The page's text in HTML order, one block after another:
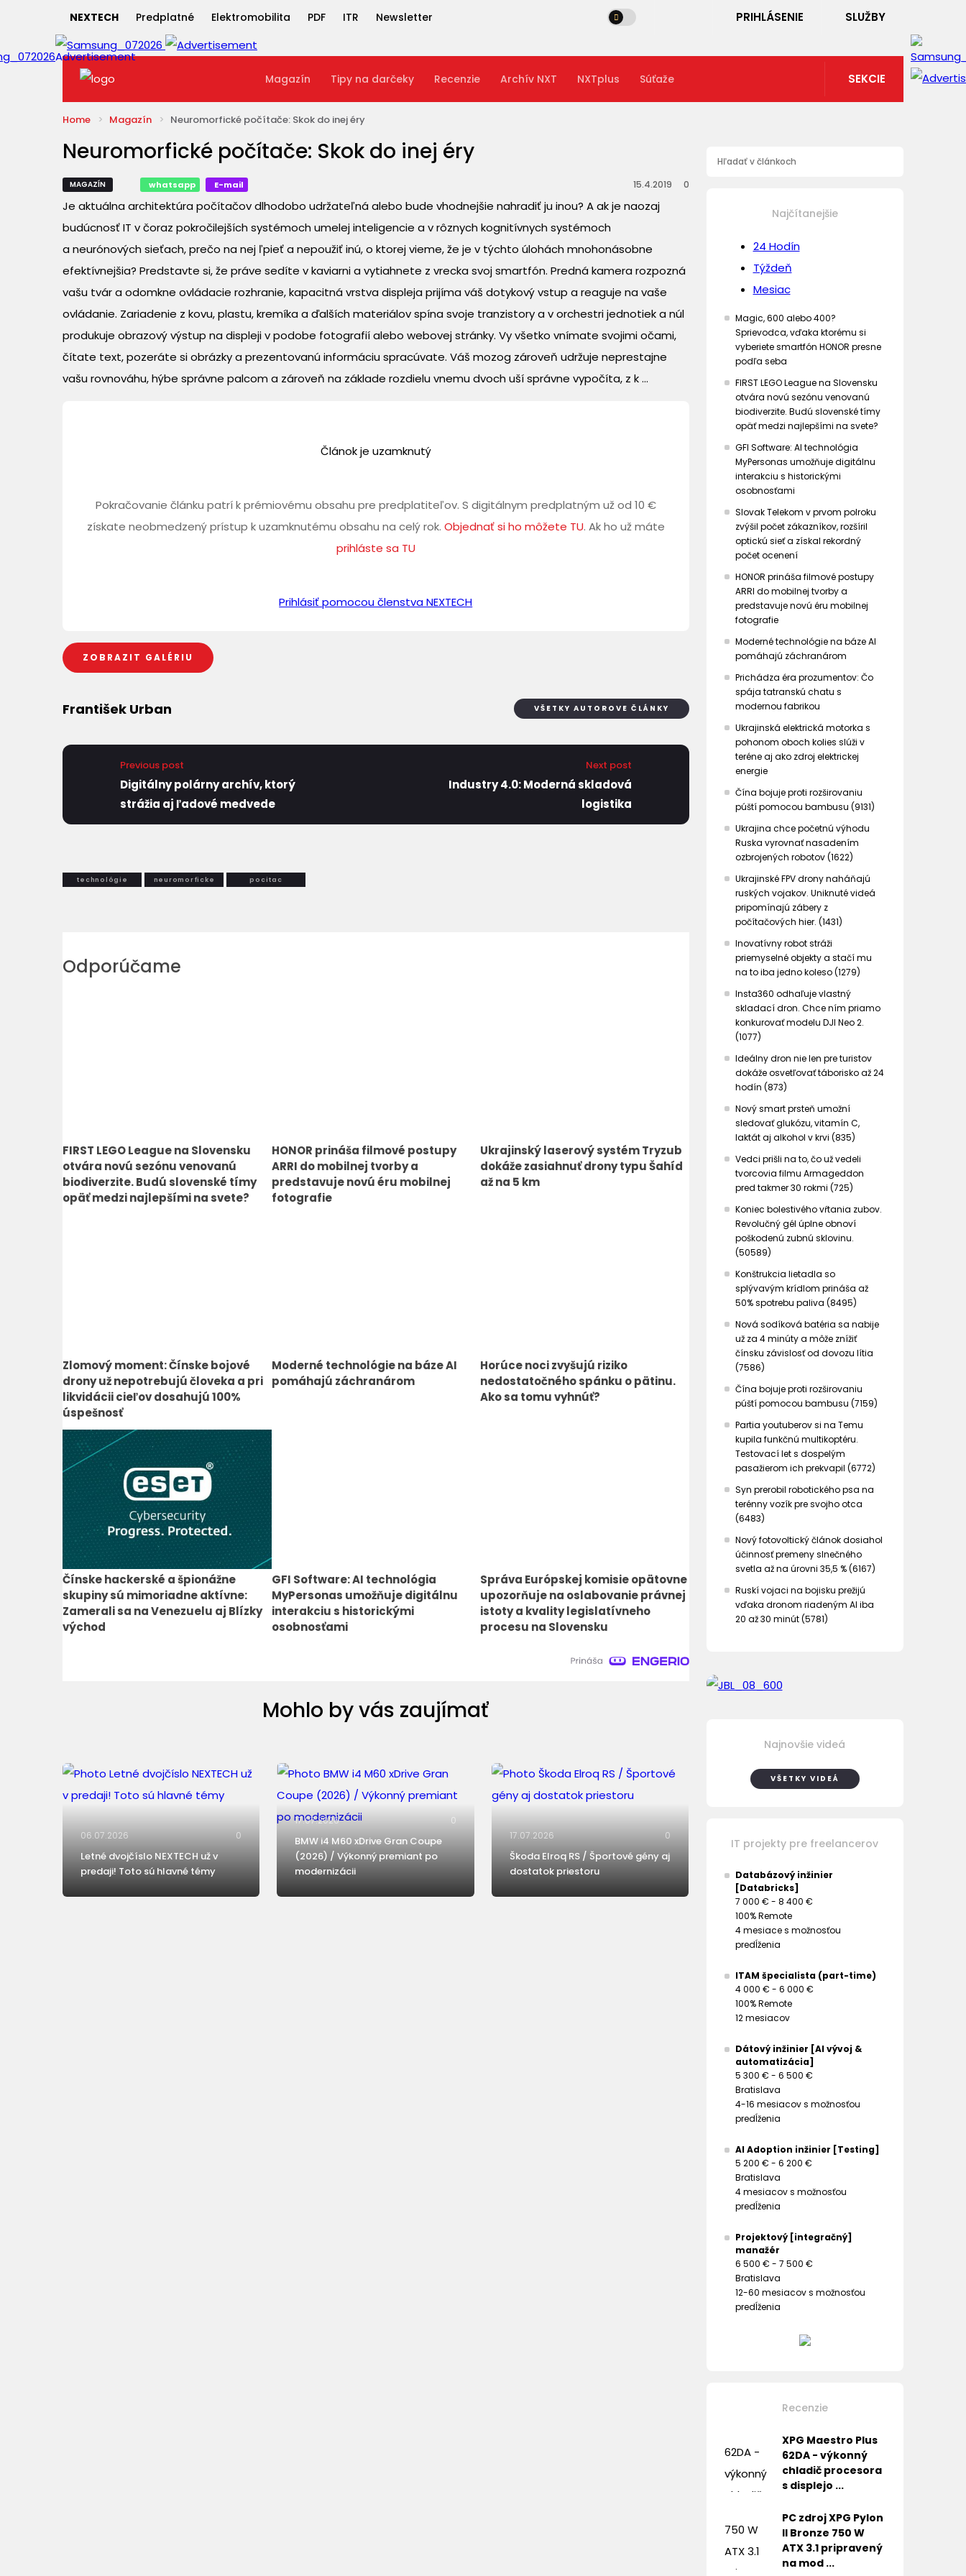
NEXTECH Predplatné Elektromobilita PDF ITR Newsletter PRIHLÁSENIE SLUŽBY
Magazín Tipy na darčeky Recenzie Archív NXT NXTplus Súťaže SEKCIE
Home Magazín Neuromorfické počítače: Skok do inej éry
Neuromorfické počítače: Skok do inej éry
MAGAZÍN whatsapp E-mail 15.4.2019 0
Je aktuálna architektúra počítačov dlhodobo udržateľná alebo bude vhodnejšie nahradiť ju inou? A ak je naozaj
budúcnosť IT v čoraz pokročilejších systémoch umelej inteligencie a v rôznych kognitívnych systémoch
a neurónových sieťach, prečo na nej ľpieť a nepoužiť inú, o ktorej vieme, že je v týchto úlohách mnohonásobne
efektívnejšia? Predstavte si, že práve sedíte v kaviarni a vytiahnete z vrecka svoj smartfón. Predná kamera rozpozná
vašu tvár a odomkne ovládacie rozhranie, kapacitná vrstva displeja prijíma váš dotykový vstup a reaguje na vaše
ovládanie. Zariadenie z kovu, plastu, kremíka a ďalších materiálov spína svoje tranzistory a v orchestri jednotiek a núl
produkuje obrazový výstup na displeji v podobe fotografií alebo webovej stránky. Vy všetko vnímate svojimi očami,
čítate text, pozeráte si obrázky a prezentovanú informáciu spracúvate. Váš mozog zároveň udržuje neprestajne
vašu rovnováhu, hýbe správne palcom a zároveň na základe rozdielu vnemu dvoch uší správne vypočíta, z k ...
Článok je uzamknutý
Pokračovanie článku patrí k prémiovému obsahu pre predplatiteľov. S digitálnym predplatným už od 10 €
získate neobmedzený prístup k uzamknutému obsahu na celý rok. Objednať si ho môžete TU. Ak ho už máte
prihláste sa TU
Prihlásiť pomocou členstva NEXTECH
ZOBRAZIT GALÉRIU
František Urban VŠETKY AUTOROVE ČLÁNKY
Previous post
Digitálny polárny archív, ktorý
strážia aj ľadové medvede
Next post
Industry 4.0: Moderná skladová
logistika
technológie neuromorficke pocitac
Odporúčame
FIRST LEGO League na Slovensku
otvára novú sezónu venovanú
biodiverzite. Budú slovenské tímy
opäť medzi najlepšími na svete?
HONOR prináša filmové postupy
ARRI do mobilnej tvorby a
predstavuje novú éru mobilnej
fotografie
Ukrajinský laserový systém Tryzub
dokáže zasiahnuť drony typu Šahíd
až na 5 km
Zlomový moment: Čínske bojové
drony už nepotrebujú človeka a pri
likvidácii cieľov dosahujú 100%
úspešnosť
Moderné technológie na báze AI
pomáhajú záchranárom
Horúce noci zvyšujú riziko
nedostatočného spánku o pätinu.
Ako sa tomu vyhnúť?
Čínske hackerské a špionážne
skupiny sú mimoriadne aktívne:
Zamerali sa na Venezuelu aj Blízky
východ
GFI Software: AI technológia
MyPersonas umožňuje digitálnu
interakciu s historickými
osobnosťami
Správa Európskej komisie opätovne
upozorňuje na oslabovanie právnej
istoty a kvality legislatívneho
procesu na Slovensku
Mohlo by vás zaujímať
06.07.2026 0
Letné dvojčíslo NEXTECH už v
predaji! Toto sú hlavné témy
17.07.2026 0
BMW i4 M60 xDrive Gran Coupe
(2026) / Výkonný premiant po
modernizácii
17.07.2026 0
Škoda Elroq RS / Športové gény aj
dostatok priestoru
Najčítanejšie
24 Hodín
Týždeň
Mesiac
Magic, 600 alebo 400?
Sprievodca, vďaka ktorému si
vyberiete smartfón HONOR presne
podľa seba
FIRST LEGO League na Slovensku
otvára novú sezónu venovanú
biodiverzite. Budú slovenské tímy
opäť medzi najlepšími na svete?
GFI Software: AI technológia
MyPersonas umožňuje digitálnu
interakciu s historickými
osobnosťami
Slovak Telekom v prvom polroku
zvýšil počet zákazníkov, rozšíril
optickú sieť a získal rekordný
počet ocenení
HONOR prináša filmové postupy
ARRI do mobilnej tvorby a
predstavuje novú éru mobilnej
fotografie
Moderné technológie na báze AI
pomáhajú záchranárom
Prichádza éra prozumentov: Čo
spája tatranskú chatu s
modernou fabrikou
Ukrajinská elektrická motorka s
pohonom oboch kolies slúži v
teréne aj ako zdroj elektrickej
energie
Čína bojuje proti rozširovaniu
púští pomocou bambusu (9131)
Ukrajina chce početnú výhodu
Ruska vyrovnať nasadením
ozbrojených robotov (1622)
Ukrajinské FPV drony naháňajú
ruských vojakov. Uniknuté videá
pripomínajú zábery z
počítačových hier. (1431)
Inovatívny robot stráži
priemyselné objekty a stačí mu
na to iba jedno koleso (1279)
Insta360 odhaľuje vlastný
skladací dron. Chce ním priamo
konkurovať modelu DJI Neo 2.
(1077)
Ideálny dron nie len pre turistov
dokáže osvetľovať táborisko až 24
hodín (873)
Nový smart prsteň umožní
sledovať glukózu, vitamín C,
laktát aj alkohol v krvi (835)
Vedci prišli na to, čo už vedeli
tvorcovia filmu Armageddon
pred takmer 30 rokmi (725)
Koniec bolestivého vŕtania zubov.
Revolučný gél úplne obnoví
poškodenú zubnú sklovinu.
(50589)
Konštrukcia lietadla so
splývavým krídlom prináša až
50% spotrebu paliva (8495)
Nová sodíková batéria sa nabije
už za 4 minúty a môže znížiť
čínsku závislosť od dovozu lítia
(7586)
Čína bojuje proti rozširovaniu
púští pomocou bambusu (7159)
Partia youtuberov si na Temu
kupila funkčnú multikoptéru.
Testovací let s dospelým
pasažierom ich prekvapil (6772)
Syn prerobil robotického psa na
terénny vozík pre svojho otca
(6483)
Nový fotovoltický článok dosiahol
účinnosť premeny slnečného
svetla až na úrovni 35,5 % (6167)
Ruskí vojaci na bojisku prežijú
vďaka dronom riadeným AI iba
20 až 30 minút (5781)
Najnovšie videá
VŠETKY VIDEÁ
IT projekty pre freelancerov
Databázový inžinier
[Databricks]
7 000 € - 8 400 €
100% Remote
4 mesiace s možnosťou
predĺženia
ITAM špecialista (part-time)
4 000 € - 6 000 €
100% Remote
12 mesiacov
Dátový inžinier [AI vývoj &
automatizácia]
5 300 € - 6 500 €
Bratislava
4-16 mesiacov s možnosťou
predĺženia
AI Adoption inžinier [Testing]
5 200 € - 6 200 €
Bratislava
4 mesiacov s možnosťou
predĺženia
Projektový [integračný]
manažér
6 500 € - 7 500 €
Bratislava
12-60 mesiacov s možnosťou
predĺženia
Recenzie
XPG Maestro Plus
62DA - výkonný
chladič procesora
s displejo ...
PC zdroj XPG Pylon
II Bronze 750 W
ATX 3.1 pripravený
na mod ...